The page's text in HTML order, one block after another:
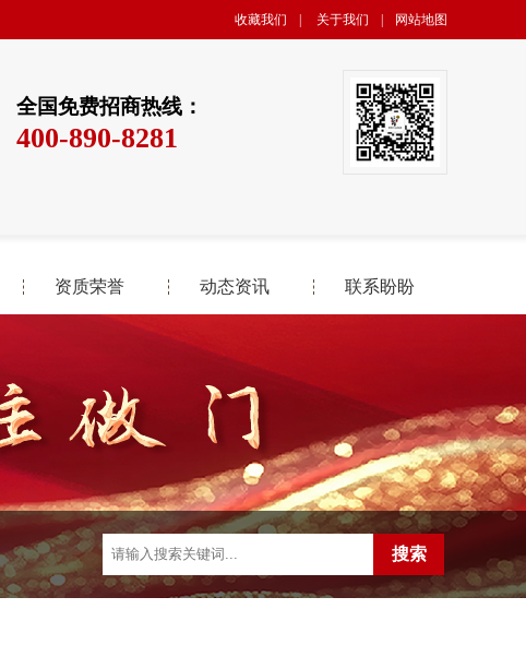
收藏我们 关于我们 网站地图
全国免费招商热线：
400-890-8281
资质荣誉 动态资讯 联系盼盼